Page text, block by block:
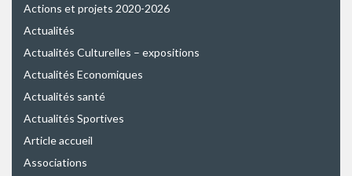
Actions et projets 2020-2026
Actualités
Actualités Culturelles – expositions
Actualités Economiques
Actualités santé
Actualités Sportives
Article accueil
Associations